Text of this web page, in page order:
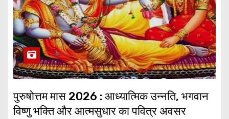
पुरुषोत्तम मास 2026 : आध्यात्मिक उन्नति, भगवान
विष्णु भक्ति और आत्मसुधार का पवित्र अवसर